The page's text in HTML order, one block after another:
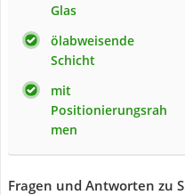
Glas
ölabweisende
Schicht
mit
Positionierungsrah
men
Fragen und Antworten zu